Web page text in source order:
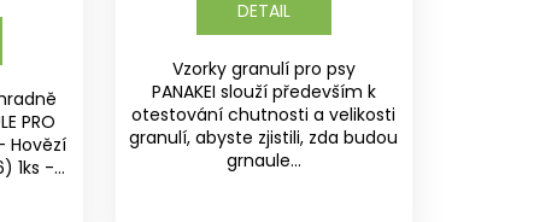
PRO
Hovězí
1ks -...
DETAIL
Vzorky granulí pro psy
PANAKEI slouží především k
otestování chutnosti a velikosti
granulí, abyste zjistili, zda budou
grnaule...